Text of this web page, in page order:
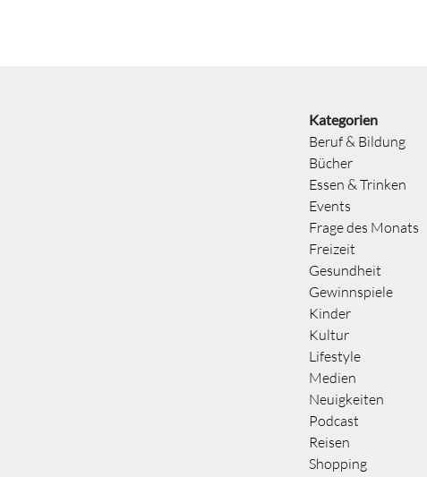
Kategorien
Beruf & Bildung
Bücher
Essen & Trinken
Events
Frage des Monats
Freizeit
Gesundheit
Gewinnspiele
Kinder
Kultur
Lifestyle
Medien
Neuigkeiten
Podcast
Reisen
Shopping